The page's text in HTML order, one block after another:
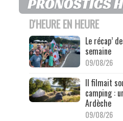
D'HEURE EN HEURE
Le récap’
semaine
09/08/26
Il filmait
camping :
Ardèche
09/08/26